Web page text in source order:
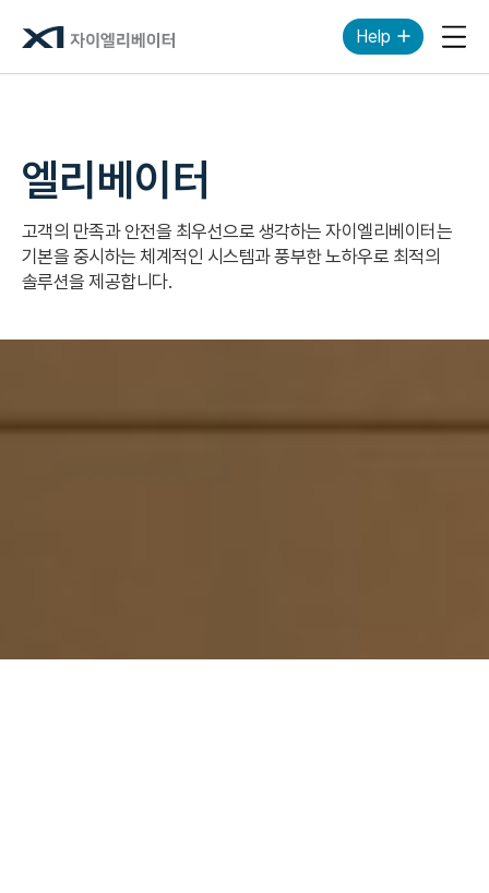
모바
Help
엘리베이터
고객의 만족과 안전을 최우선으로 생각하는 자이엘리베이터는
기본을 중시하는 체계적인 시스템과 풍부한 노하우로 최적의
솔루션을 제공합니다.